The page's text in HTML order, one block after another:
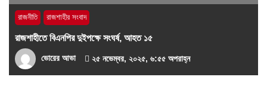
রাজনীতি রাজশাহীর সংবাদ
রাজশাহীতে বিএনপির দুইপক্ষে সংঘর্ষ, আহত ১৫
ভোরের আভা ২৫ নভেম্বর, ২০২৫, ৬:৫৫ অপরাহ্ন